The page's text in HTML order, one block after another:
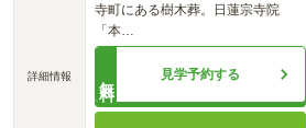
詳細情報
寺町にある樹木葬。日蓮宗寺院
「本
見学予約する